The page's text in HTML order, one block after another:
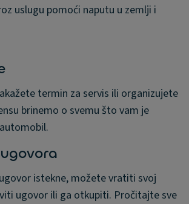
uslugu pomoći naputu u zemlji i
termin za servis ili organizujete
brinemo o svemu što vam je
istekne, možete vratiti svoj
ugovor ili ga otkupiti. Pročitajte sve